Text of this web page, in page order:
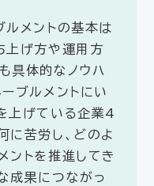
ルメントの基本は
上げ方や運用方
具体的なノウハ
ブルメントにい
上げている企業4
に苦労し、どのよ
ントを推進してき
成果につながっ